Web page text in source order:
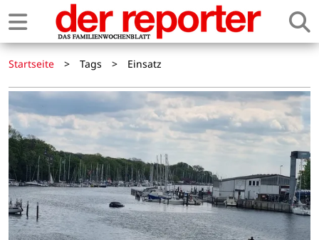
Startseite > Tags > Einsatz